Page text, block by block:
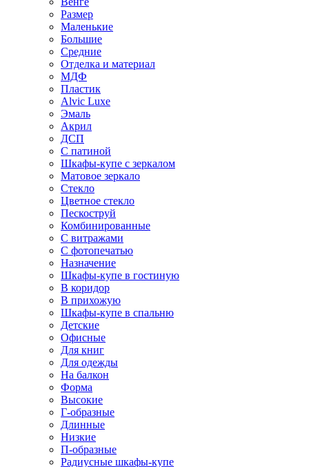
Размер
Маленькие
Большие
Средние
Отделка и материал
МДФ
Пластик
Alvic Luxe
Эмаль
Акрил
ДСП
С патиной
Шкафы-купе с зеркалом
Матовое зеркало
Стекло
Цветное стекло
Пескоструй
Комбинированные
С витражами
С фотопечатью
Назначение
Шкафы-купе в гостиную
В коридор
В прихожую
Шкафы-купе в спальню
Детские
Офисные
Для книг
Для одежды
На балкон
Форма
Высокие
Г-образные
Длинные
Низкие
П-образные
Радиусные шкафы-купе